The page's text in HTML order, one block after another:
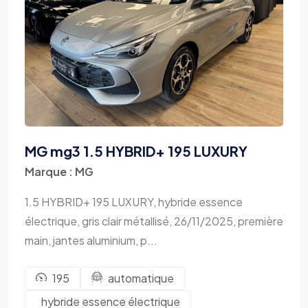
Ghibli
M3
EHS
Gla
Classe A
Grand Cherokee
MX-5
RS6 Avant
TTS coupé
Coccinelle
Golf
MG mg3 1.5 HYBRID+ 195 LUXURY
Marque : MG
1.5 HYBRID+ 195 LUXURY, hybride essence
électrique, gris clair métallisé, 26/11/2025, première
main, jantes aluminium, p...
195
automatique
hybride essence électrique